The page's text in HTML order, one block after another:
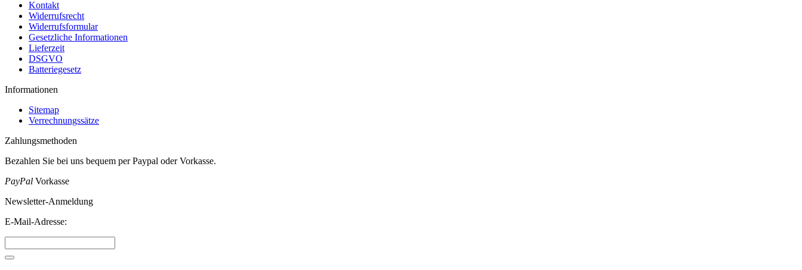
Kontakt
Widerrufsrecht
Widerrufsformular
Gesetzliche Informationen
Lieferzeit
DSGVO
Batteriegesetz
Informationen
Sitemap
Verrechnungssätze
Zahlungsmethoden
Bezahlen Sie bei uns bequem per Paypal oder Vorkasse.
PayPal Vorkasse
Newsletter-Anmeldung
E-Mail-Adresse: